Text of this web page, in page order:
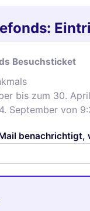
Besuchsticket
bis zum 30.
September von